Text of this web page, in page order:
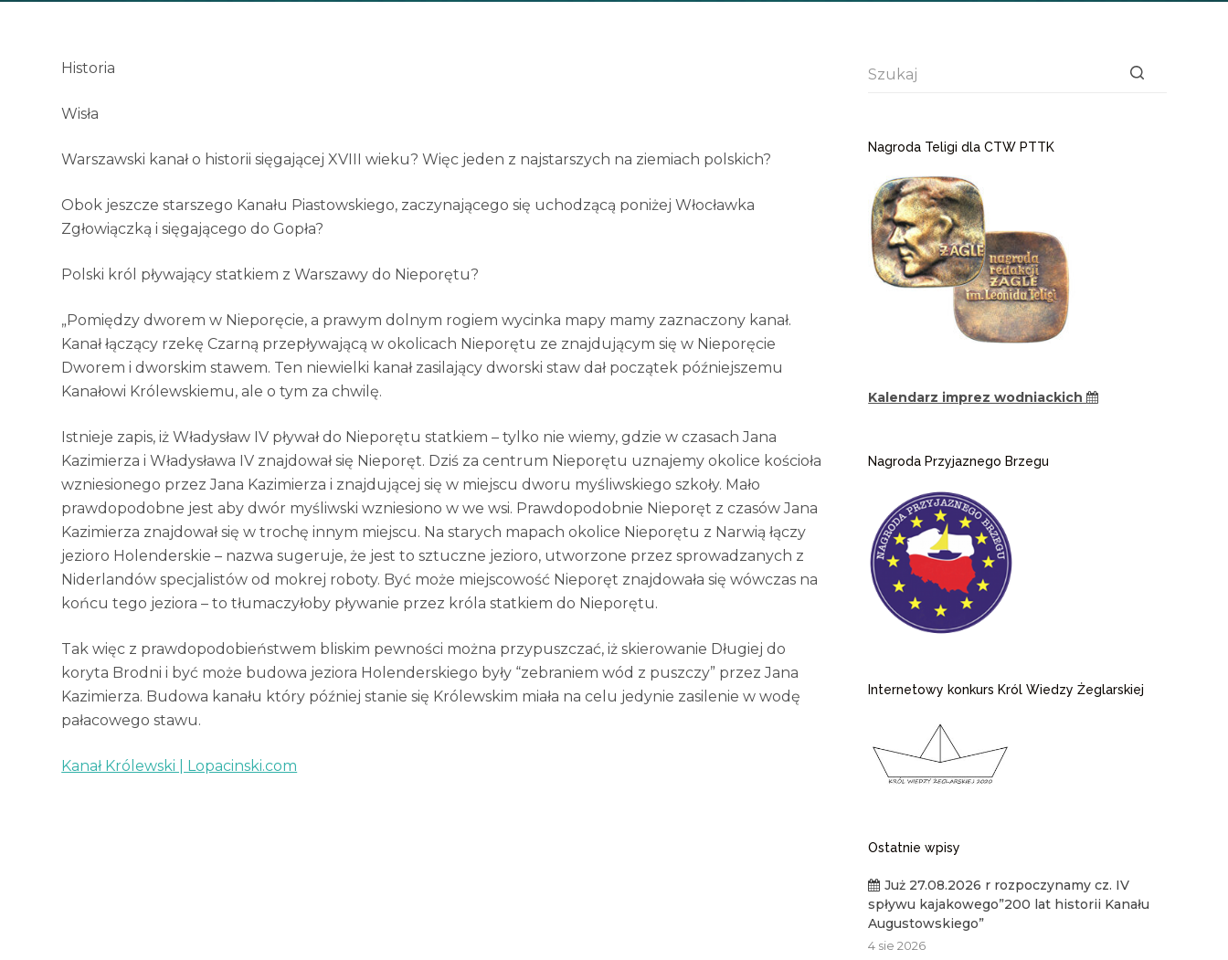
Historia
Wisła
Warszawski kanał o historii sięgającej XVIII wieku? Więc jeden z najstarszych na ziemiach polskich?
Obok jeszcze starszego Kanału Piastowskiego, zaczynającego się uchodzącą poniżej Włocławka
Zgłowiączką i sięgającego do Gopła?
Polski król pływający statkiem z Warszawy do Nieporętu?
„Pomiędzy dworem w Nieporęcie, a prawym dolnym rogiem wycinka mapy mamy zaznaczony kanał.
Kanał łączący rzekę Czarną przepływającą w okolicach Nieporętu ze znajdującym się w Nieporęcie
Dworem i dworskim stawem. Ten niewielki kanał zasilający dworski staw dał początek późniejszemu
Kanałowi Królewskiemu, ale o tym za chwilę.
Istnieje zapis, iż Władysław IV pływał do Nieporętu statkiem – tylko nie wiemy, gdzie w czasach Jana
Kazimierza i Władysława IV znajdował się Nieporęt. Dziś za centrum Nieporętu uznajemy okolice kościoła
wzniesionego przez Jana Kazimierza i znajdującej się w miejscu dworu myśliwskiego szkoły. Mało
prawdopodobne jest aby dwór myśliwski wzniesiono w we wsi. Prawdopodobnie Nieporęt z czasów Jana
Kazimierza znajdował się w trochę innym miejscu. Na starych mapach okolice Nieporętu z Narwią łączy
jezioro Holenderskie – nazwa sugeruje, że jest to sztuczne jezioro, utworzone przez sprowadzanych z
Niderlandów specjalistów od mokrej roboty. Być może miejscowość Nieporęt znajdowała się wówczas na
końcu tego jeziora – to tłumaczyłoby pływanie przez króla statkiem do Nieporętu.
Tak więc z prawdopodobieństwem bliskim pewności można przypuszczać, iż skierowanie Długiej do
koryta Brodni i być może budowa jeziora Holenderskiego były “zebraniem wód z puszczy” przez Jana
Kazimierza. Budowa kanału który później stanie się Królewskim miała na celu jedynie zasilenie w wodę
pałacowego stawu.
Kanał Królewski | Lopacinski.com
Nagroda Teligi dla CTW PTTK
Kalendarz imprez wodniackich
Nagroda Przyjaznego Brzegu
Internetowy konkurs Król Wiedzy Żeglarskiej
Ostatnie wpisy
Już 27.08.2026 r rozpoczynamy cz. IV
spływu kajakowego”200 lat historii Kanału
Augustowskiego”
4 sie 2026